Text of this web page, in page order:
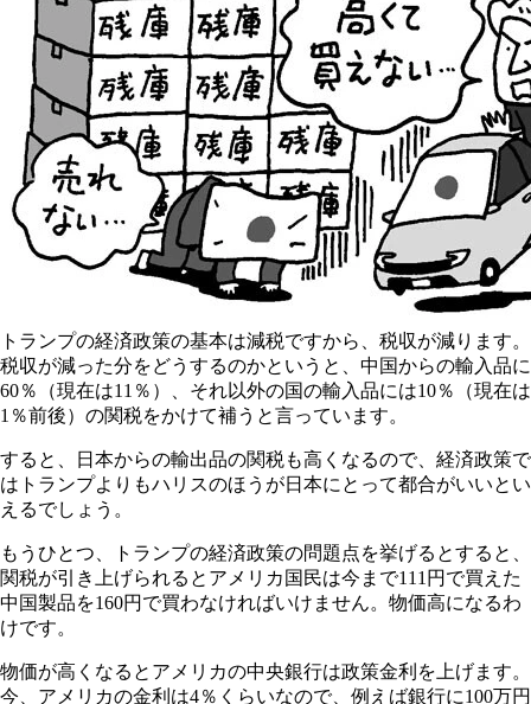
トランプの経済政策の基本は減税ですから、税収が減ります。
税収が減った分をどうするのかというと、中国からの輸入品に
60％（現在は11％）、それ以外の国の輸入品には10％（現在は
1％前後）の関税をかけて補うと言っています。
すると、日本からの輸出品の関税も高くなるので、経済政策で
はトランプよりもハリスのほうが日本にとって都合がいいとい
えるでしょう。
もうひとつ、トランプの経済政策の問題点を挙げるとすると、
関税が引き上げられるとアメリカ国民は今まで111円で買えた
中国製品を160円で買わなければいけません。物価高になるわ
けです。
物価が高くなるとアメリカの中央銀行は政策金利を上げます。
今、アメリカの金利は4％くらいなので、例えば銀行に100万円